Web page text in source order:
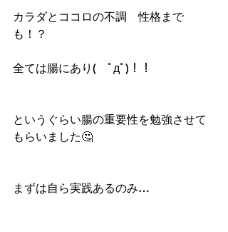
カラダとココロの不調　性格まで
も！？
全ては腸にあり(　ﾟдﾟ)！！
というぐらい腸の重要性を勉強させて
もらいました🤔
まずは自ら実践あるのみ…